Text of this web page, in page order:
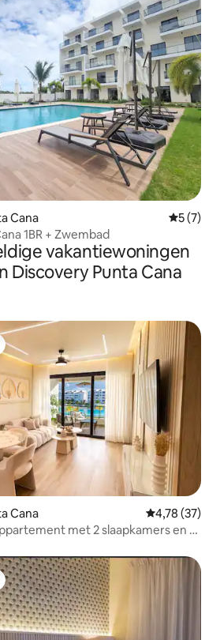
Cana
5 (7)
1BR + Zwembad
vakantiewoningen
Discovery Punta Cana
Cana Gemiddelde
4,78 (37)
met 2 slaapkamers en 2